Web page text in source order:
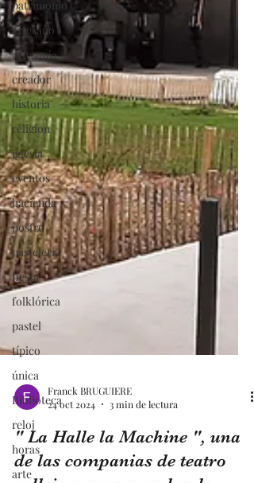
patrimonio
artesano
artesania
creador
historia
religion
iglesia
eventos
hacienda
postre
pastelería
fiesta
folklórica
pastel
típico
única
Biblioteca
reloj
horas
arte
24 oct 2024
3 min de lectura
" La Halle la Machine ", una